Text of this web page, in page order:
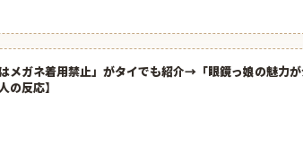
メガネ着用禁止」がタイでも紹介→「眼鏡っ娘の魅力
の反応】